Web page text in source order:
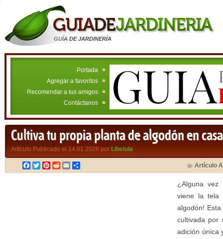
GUÍA DE JARDINERÍA
Portada
Agregar a favoritos
Recomendar a tus amigos
Contáctanos
Cultiva tu propia planta de algodón en casa
Artículo Publicado el 14.01.2026 por Libelula
Facebook
TwitterPinterest
RedditEmail Artículo
¿Alguna
viene la tela
algodón!
cultivada por
adición única